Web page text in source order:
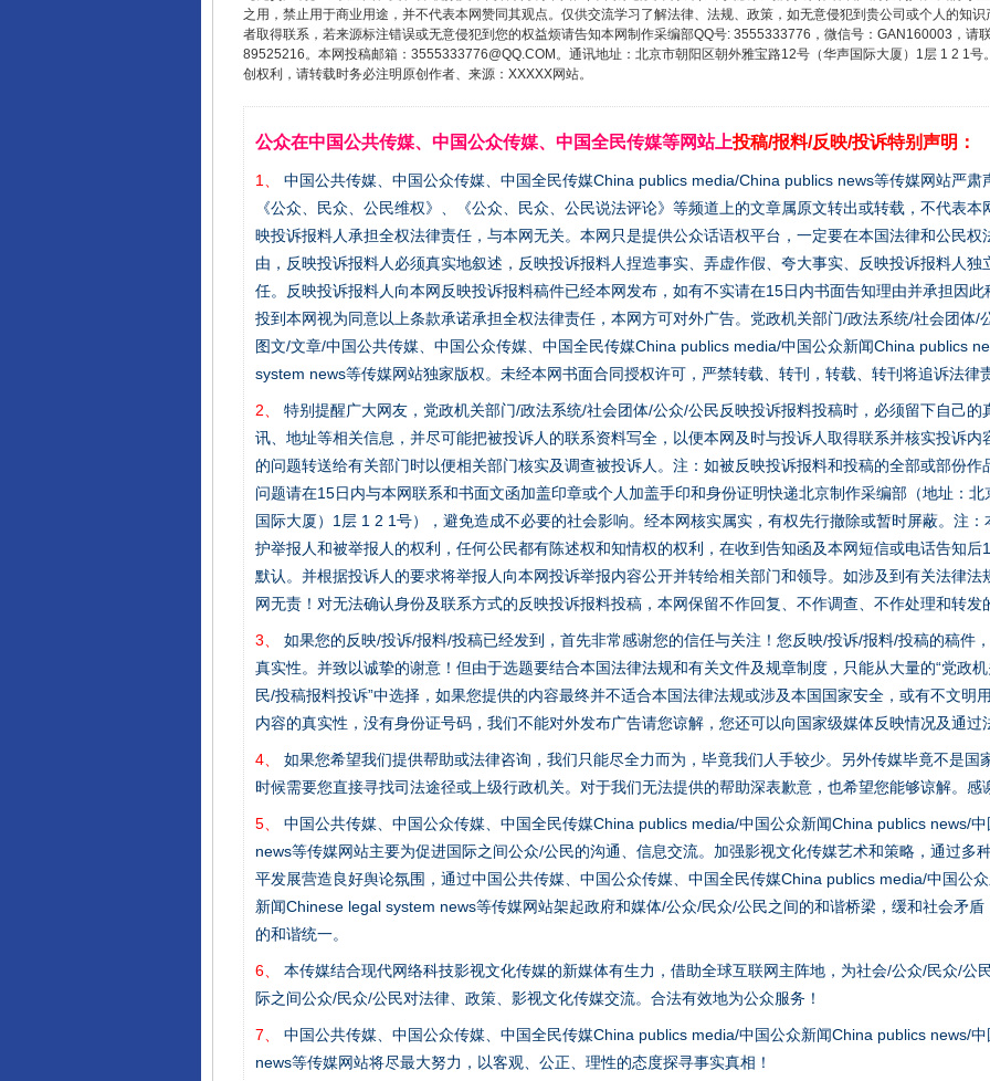
之用，禁止用于商业用途，并不代表本网赞同其观点。仅供交流学习了解法律、法规、政策，如无意侵犯到贵公司或个人的知
者取得联系，若来源标注错误或无意侵犯到您的权益烦请告知本网制作采编部QQ号: 3555333776，微信号：GAN160003，请
89525216。本网投稿邮箱：3555333776@QQ.COM。通讯地址：北京市朝阳区朝外雅宝路12号（华声国际大厦）1层 1 2 1
创权利，请转载时务必注明原创作者、来源：XXXXX网站。
公众在中国公共传媒、中国公众传媒、中国全民传媒等网站上投稿/报料/反映/投诉特别声明：
1、
中国公共传媒、中国公众传媒、中国全民传媒China publics media/China publics news等传媒网站严肃
《公众、民众、公民维权》、《公众、民众、公民说法评论》等频道上的文章属原文转出或转载，不代表
映投诉报料人承担全权法律责任，与本网无关。本网只是提供公众话语权平台，一定要在本国法律和公民
由，反映投诉报料人必须真实地叙述，反映投诉报料人捏造事实、弄虚作假、夸大事实、反映投诉报料人
任。反映投诉报料人向本网反映投诉报料稿件已经本网发布，如有不实请在15日内书面告知理由并承担因
投到本网视为同意以上条款承诺承担全权法律责任，本网方可对外广告。党政机关部门/政法系统/社会团体/
图文/文章/中国公共传媒、中国公众传媒、中国全民传媒China publics media/中国公众新闻China publics
system news等传媒网站独家版权。未经本网书面合同授权许可，严禁转载、转刊，转载、转刊将追诉法律
2、
特别提醒广大网友，党政机关部门/政法系统/社会团体/公众/公民反映投诉报料投稿时，必须留下自己
讯、地址等相关信息，并尽可能把被投诉人的联系资料写全，以便本网及时与投诉人取得联系并核实投诉
的问题转送给有关部门时以便相关部门核实及调查被投诉人。注：如被反映投诉报料和投稿的全部或部份
问题请在15日内与本网联系和书面文函加盖印章或个人加盖手印和身份证明快递北京制作采编部（地址：
国际大厦）1层 1 2 1号），避免造成不必要的社会影响。经本网核实属实，有权先行撤除或暂时屏蔽。注
护举报人和被举报人的权利，任何公民都有陈述权和知情权的权利，在收到告知函及本网短信或电话告知
默认。并根据投诉人的要求将举报人向本网投诉举报内容公开并转给相关部门和领导。如涉及到有关法律
网无责！对无法确认身份及联系方式的反映投诉报料投稿，本网保留不作回复、不作调查、不作处理和转发
3、
如果您的反映/投诉/报料/投稿已经发到，首先非常感谢您的信任与关注！您反映/投诉/报料/投稿的稿件
真实性。并致以诚挚的谢意！但由于选题要结合本国法律法规和有关文件及规章制度，只能从大量的“党政
民/投稿报料投诉”中选择，如果您提供的内容最终并不适合本国法律法规或涉及本国国家安全，或有不文明
内容的真实性，没有身份证号码，我们不能对外发布广告请您谅解，您还可以向国家级媒体反映情况及通
4、
如果您希望我们提供帮助或法律咨询，我们只能尽全力而为，毕竟我们人手较少。另外传媒毕竟不是国
时候需要您直接寻找司法途径或上级行政机关。对于我们无法提供的帮助深表歉意，也希望您能够谅解。感
5、
中国公共传媒、中国公众传媒、中国全民传媒China publics media/中国公众新闻China publics news/
news等传媒网站主要为促进国际之间公众/公民的沟通、信息交流。加强影视文化传媒艺术和策略，通过多
平发展营造良好舆论氛围，通过中国公共传媒、中国公众传媒、中国全民传媒China publics media/中国公
新闻Chinese legal system news等传媒网站架起政府和媒体/公众/民众/公民之间的和谐桥梁，缓和社会矛
的和谐统一。
6、
本传媒结合现代网络科技影视文化传媒的新媒体有生力，借助全球互联网主阵地，为社会/公众/民众/公
际之间公众/民众/公民对法律、政策、影视文化传媒交流。合法有效地为公众服务！
7、
中国公共传媒、中国公众传媒、中国全民传媒China publics media/中国公众新闻China publics news/
news等传媒网站将尽最大努力，以客观、公正、理性的态度探寻事实真相！
完善运行机制助力责任有效落实 一纸欠条伤亲情 巡回调解促和解..
东山县通报“牛蛙产品抗生素超标问题” 法徽映军营 权益有保障